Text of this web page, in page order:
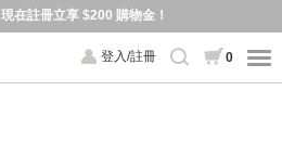
現在註冊立享 $200 購物金！
登入/註冊 0